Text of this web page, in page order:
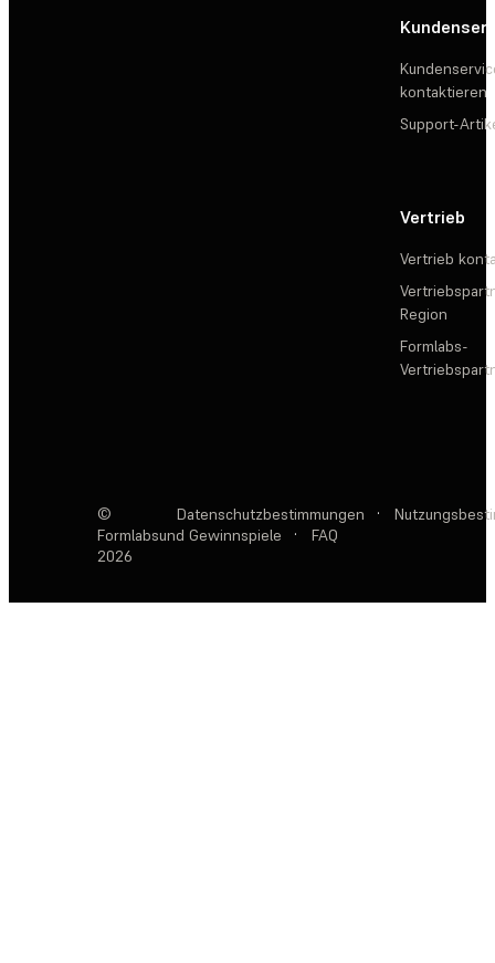
kontaktieren
Support-
Vertrieb
Vertrieb
Region
Formlabs-
©
Formlabs
2026
Datenschutzbestimmungen ·
und Gewinnspiele
· FAQ